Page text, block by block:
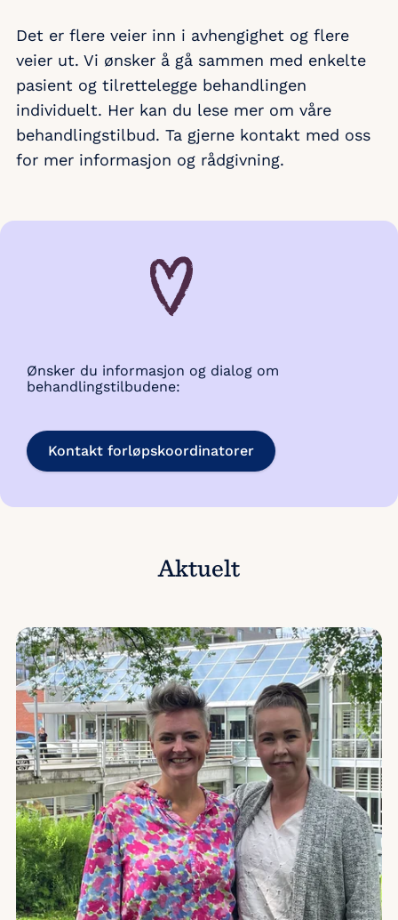
Det er flere veier inn i avhengighet og flere
veier ut. Vi ønsker å gå sammen med enkelte
pasient og tilrettelegge behandlingen
individuelt. Her kan du lese mer om våre
behandlingstilbud. Ta gjerne kontakt med oss
for mer informasjon og rådgivning.
Ønsker du informasjon og dialog om
behandlingstilbudene:
Kontakt forløpskoordinatorer
Aktuelt